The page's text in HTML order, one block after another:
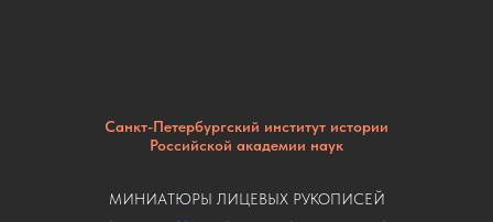
Санкт-Петербургский институт истории
Российской академии наук
МИНИАТЮРЫ ЛИЦЕВЫХ РУКОПИСЕЙ